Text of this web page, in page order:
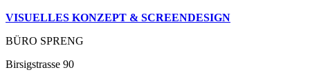
VISUELLES KONZEPT & SCREENDESIGN
BÜRO SPRENG
Birsigstrasse 90